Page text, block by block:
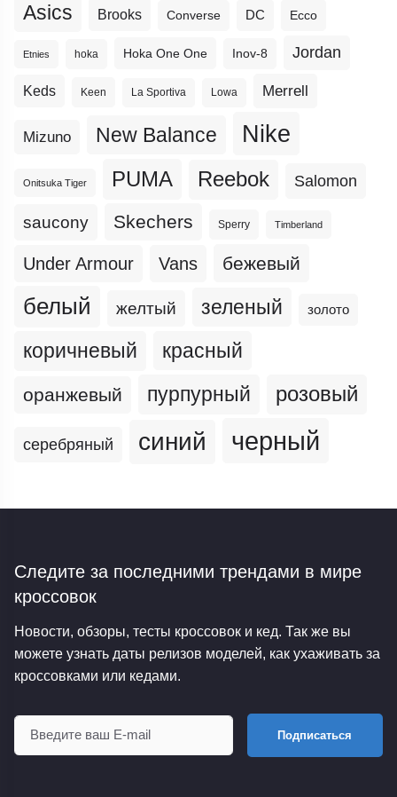
Asics Brooks Converse DC Ecco
Etnies hoka Hoka One One Inov-8 Jordan
Keds Keen La Sportiva Lowa Merrell
Mizuno New Balance Nike
Onitsuka Tiger PUMA Reebok Salomon
saucony Skechers Sperry Timberland
Under Armour Vans бежевый
белый желтый зеленый золото
коричневый красный
оранжевый пурпурный розовый
серебряный синий черный
Следите за последними трендами в мире
кроссовок
Новости, обзоры, тесты кроссовок и кед. Так же вы
можете узнать даты релизов моделей, как ухаживать за
кроссовками или кедами.
Подписаться